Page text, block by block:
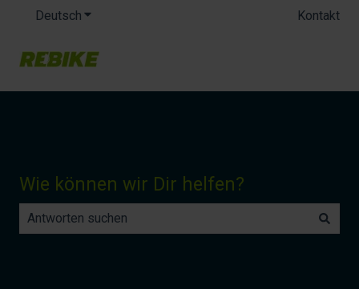
Deutsch Untermenü für Übersetzungen anzeigenKontakt
Wie können wir Dir helfen?